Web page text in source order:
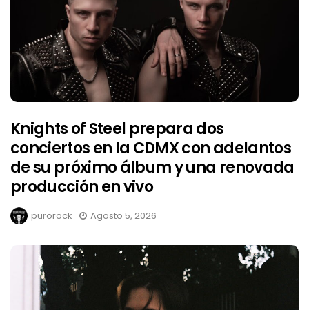
Knights of Steel prepara dos
conciertos en la CDMX con adelantos
de su próximo álbum y una renovada
producción en vivo
purorock Agosto 5, 2026